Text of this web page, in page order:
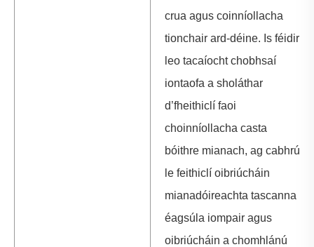
crua agus coinníollacha
tionchair ard-déine. Is féidir
leo tacaíocht chobhsaí
iontaofa a sholáthar
d’fheithiclí faoi
choinníollacha casta
bóithre mianach, ag cabhrú
le feithiclí oibriúcháin
mianadóireachta tascanna
éagsúla iompair agus
oibriúcháin a chomhlánú